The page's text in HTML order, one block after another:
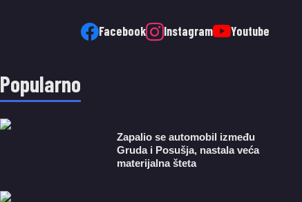
Facebook Instagram Youtube
Popularno
Zapalio se automobil između
Gruda i Posušja, nastala veća
materijalna šteta